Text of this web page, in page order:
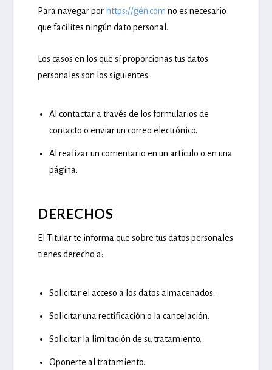
Para navegar por https://gén.com no es necesario
que facilites ningún dato personal.
Los casos en los que sí proporcionas tus datos
personales son los siguientes:
Al contactar a través de los formularios de
contacto o enviar un correo electrónico.
Al realizar un comentario en un artículo o en una
página.
DERECHOS
El Titular te informa que sobre tus datos personales
tienes derecho a:
Solicitar el acceso a los datos almacenados.
Solicitar una rectificación o la cancelación.
Solicitar la limitación de su tratamiento.
Oponerte al tratamiento.